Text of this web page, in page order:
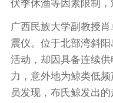
伏季休渔等因素限制，
广西民族大学副教授
震仪。位于北部湾斜
活动，却因具备连续
力，意外地为鲸类低
员发现，布氏鲸发出